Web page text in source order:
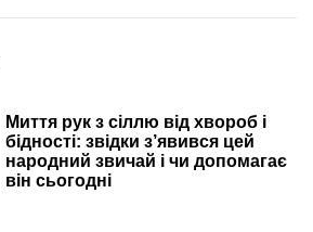
Миття рук з сіллю від хвороб і
бідності: звідки з’явився цей
народний звичай і чи допомагає
він сьогодні